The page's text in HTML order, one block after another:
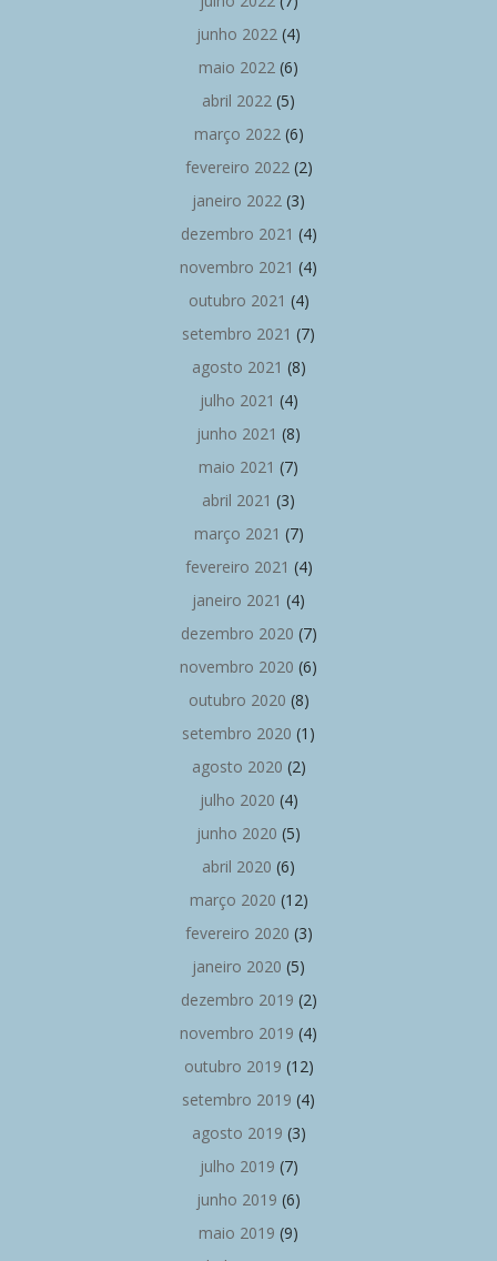
junho 2022 (4)
maio 2022 (6)
abril 2022 (5)
março 2022(6)
fevereiro 2022(2)
janeiro 2022 (3)
dezembro 2021 (4)
novembro 2021 (4)
outubro 2021 (4)
setembro 2021 (7)
agosto 2021 (8)
julho 2021 (4)
junho 2021 (8)
maio 2021 (7)
abril 2021 (3)
março 2021 (7)
fevereiro 2021 (4)
janeiro 2021 (4)
dezembro 2020 (7)
novembro 2020 (6)
outubro 2020 (8)
setembro 2020 (1)
agosto 2020 (2)
julho 2020 (4)
junho 2020 (5)
abril 2020 (6)
março 2020 (12)
fevereiro 2020 (3)
janeiro 2020 (5)
dezembro 2019 (2)
novembro 2019 (4)
outubro 2019 (12)
setembro 2019 (4)
agosto 2019 (3)
julho 2019 (7)
junho 2019 (6)
maio 2019 (9)